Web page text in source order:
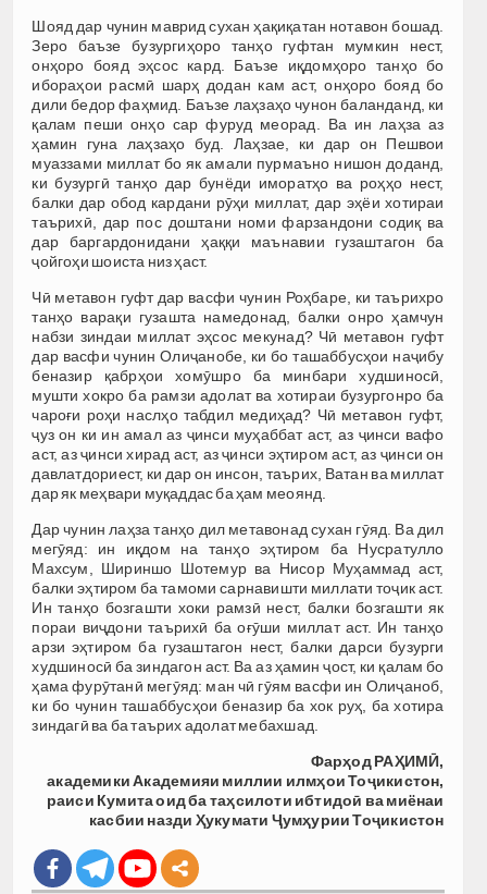
Шояд дар чунин маврид сухан ҳақиқатан нотавон бошад.
Зеро баъзе бузургиҳоро танҳо гуфтан мумкин нест,
онҳоро бояд эҳсос кард. Баъзе иқдомҳоро танҳо бо
ибораҳои расмӣ шарҳ додан кам аст, онҳоро бояд бо
дили бедор фаҳмид. Баъзе лаҳзаҳо чунон баланданд, ки
қалам пеши онҳо сар фуруд меорад. Ва ин лаҳза аз
ҳамин гуна лаҳзаҳо буд. Лаҳзае, ки дар он Пешвои
муаззами миллат бо як амали пурмаъно нишон доданд,
ки бузургӣ танҳо дар бунёди иморатҳо ва роҳҳо нест,
балки дар обод кардани рӯҳи миллат, дар эҳёи хотираи
таърихӣ, дар пос доштани номи фарзандони содиқ ва
дар баргардонидани ҳаққи маънавии гузаштагон ба
ҷойгоҳи шоиста низ ҳаст.
Чӣ метавон гуфт дар васфи чунин Роҳбаре, ки таърихро
танҳо варақи гузашта намедонад, балки онро ҳамчун
набзи зиндаи миллат эҳсос мекунад? Чӣ метавон гуфт
дар васфи чунин Олиҷанобе, ки бо ташаббусҳои наҷибу
беназир қабрҳои хомӯшро ба минбари худшиносӣ,
мушти хокро ба рамзи адолат ва хотираи бузургонро ба
чароғи роҳи наслҳо табдил медиҳад? Чӣ метавон гуфт,
ҷуз он ки ин амал аз ҷинси муҳаббат аст, аз ҷинси вафо
аст, аз ҷинси хирад аст, аз ҷинси эҳтиром аст, аз ҷинси он
давлатдориест, ки дар он инсон, таърих, Ватан ва миллат
дар як меҳвари муқаддас ба ҳам меоянд.
Дар чунин лаҳза танҳо дил метавонад сухан гӯяд. Ва дил
мегӯяд: ин иқдом на танҳо эҳтиром ба Нусратулло
Махсум, Шириншо Шотемур ва Нисор Муҳаммад аст,
балки эҳтиром ба тамоми сарнавишти миллати тоҷик аст.
Ин танҳо бозгашти хоки рамзӣ нест, балки бозгашти як
пораи виҷдони таърихӣ ба оғӯши миллат аст. Ин танҳо
арзи эҳтиром ба гузаштагон нест, балки дарси бузурги
худшиносӣ ба зиндагон аст. Ва аз ҳамин ҷост, ки қалам бо
ҳама фурӯтанӣ мегӯяд: ман чӣ гӯям васфи ин Олиҷаноб,
ки бо чунин ташаббусҳои беназир ба хок руҳ, ба хотира
зиндагӣ ва ба таърих адолат мебахшад.
Фарҳод РАҲИМӢ,
академики Академияи миллии илмҳои Тоҷикистон,
раиси Кумита оид ба таҳсилоти ибтидоӣ ва миёнаи
касбии назди Ҳукумати Ҷумҳурии Тоҷикистон